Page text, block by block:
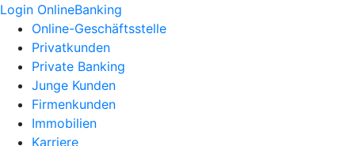
Login OnlineBanking
Online-Geschäftsstelle
Privatkunden
Private Banking
Junge Kunden
Firmenkunden
Immobilien
Karriere